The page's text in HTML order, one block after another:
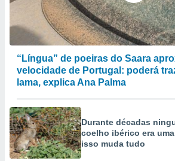
“Língua” de poeiras do Saara
velocidade de Portugal: poderá
lama, explica Ana Palma
Durante décadas
coelho ibérico era
isso muda tudo